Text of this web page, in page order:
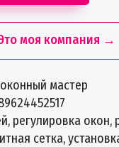
моя компания →
мастер
регулировка окон,
сетка,